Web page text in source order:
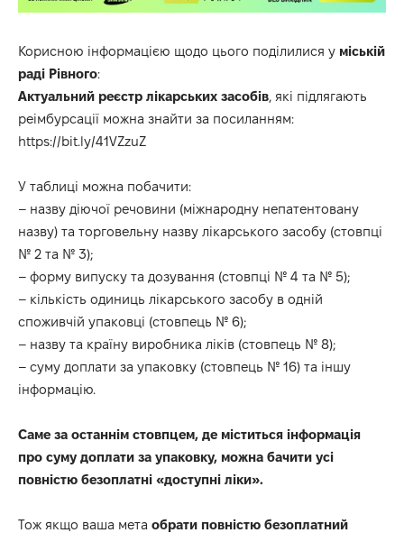
Корисною інформацією щодо цього поділилися у міській
раді Рівного:
Актуальний реєстр лікарських засобів, які підлягають
реімбурсації можна знайти за посиланням:
https://bit.ly/41VZzuZ
У таблиці можна побачити:
– назву діючої речовини (міжнародну непатентовану
назву) та торговельну назву лікарського засобу (стовпці
№ 2 та № 3);
– форму випуску та дозування (стовпці № 4 та № 5);
– кількість одиниць лікарського засобу в одній
споживчій упаковці (стовпець № 6);
– назву та країну виробника ліків (стовпець № 8);
– суму доплати за упаковку (стовпець № 16) та іншу
інформацію.
Саме за останнім стовпцем, де міститься інформація
про суму доплати за упаковку, можна бачити усі
повністю безоплатні «доступні ліки».
Тож якщо ваша мета обрати повністю безоплатний